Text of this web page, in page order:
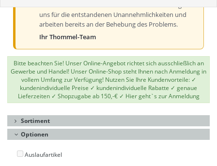
uns für die entstandenen Unannehmlichkeiten und
arbeiten bereits an der Behebung des Problems.
Ihr Thommel-Team
Bitte beachten Sie! Unser Online-Angebot richtet sich ausschließlich an
Gewerbe und Handel! Unser Online-Shop steht Ihnen nach Anmeldung in
vollem Umfang zur Verfügung! Nutzen Sie Ihre Kundenvorteile: ✓
kundenindividuelle Preise ✓ kundenindividuelle Rabatte ✓ genaue
Lieferzeiten ✓ Shopzugabe ab 150,-€ ✓ Hier geht`s zur Anmeldung
Sortiment
Optionen
Auslaufartikel